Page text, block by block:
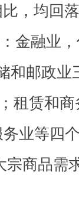
，均回
金融业
和邮政
租赁和
业等四
宗商品需